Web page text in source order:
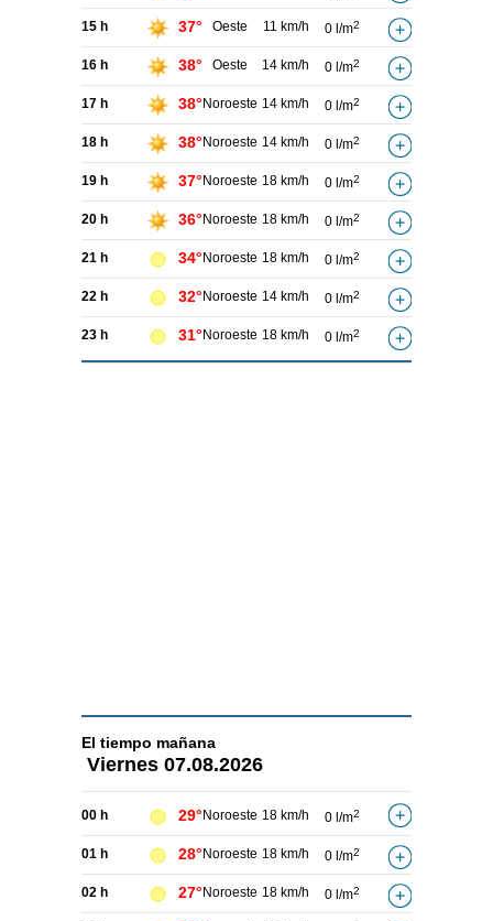
15 h 37° Oeste 11 km/h 0 l/m2
16 h 38° Oeste 14 km/h 0 l/m2
17 h 38° Noroeste 14 km/h 0 l/m2
18 h 38° Noroeste 14 km/h 0 l/m2
19 h 37° Noroeste 18 km/h 0 l/m2
20 h 36° Noroeste 18 km/h 0 l/m2
21 h 34° Noroeste 18 km/h 0 l/m2
22 h 32° Noroeste 14 km/h 0 l/m2
23 h 31° Noroeste 18 km/h 0 l/m2
El tiempo mañana
Viernes 07.08.2026
00 h 29° Noroeste 18 km/h 0 l/m2
01 h 28° Noroeste 18 km/h 0 l/m2
02 h 27° Noroeste 18 km/h 0 l/m2